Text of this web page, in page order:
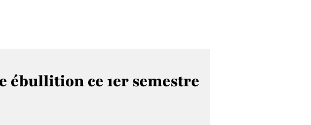
ébullition ce 1er semestre